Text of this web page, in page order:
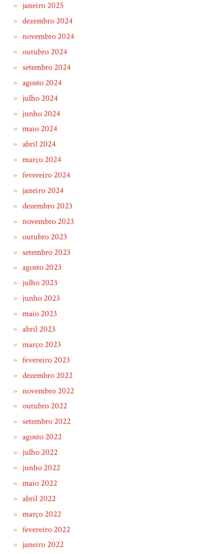
janeiro 2025
dezembro 2024
novembro 2024
outubro 2024
setembro 2024
agosto 2024
julho 2024
junho 2024
maio 2024
abril 2024
março 2024
fevereiro 2024
janeiro 2024
dezembro 2023
novembro 2023
outubro 2023
setembro 2023
agosto 2023
julho 2023
junho 2023
maio 2023
abril 2023
março 2023
fevereiro 2023
dezembro 2022
novembro 2022
outubro 2022
setembro 2022
agosto 2022
julho 2022
junho 2022
maio 2022
abril 2022
março 2022
fevereiro 2022
janeiro 2022